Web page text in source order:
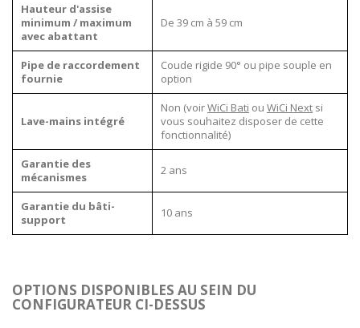
Hauteur d'assise
minimum / maximum
avec abattant
De 39 cm à 59 cm
Pipe de raccordement
fournie
Coude rigide 90° ou pipe souple en
option
Lave-mains intégré
Non (voirWiCi Bati ou WiCi Next si
vous souhaitez disposer de cette
fonctionnalité)
Garantie des
mécanismes
2 ans
Garantie du bâti-
support
10 ans
OPTIONS DISPONIBLES AU SEIN DU
CONFIGURATEUR CI-DESSUS